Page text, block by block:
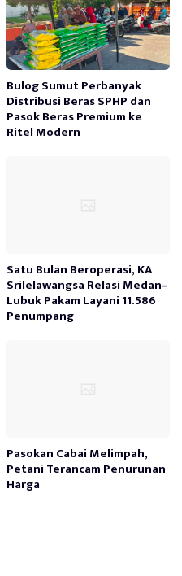
Bulog Sumut Perbanyak
Distribusi Beras SPHP dan
Pasok Beras Premium ke
Ritel Modern
Satu Bulan Beroperasi, KA
Srilelawangsa Relasi Medan–
Lubuk Pakam Layani 11.586
Penumpang
Pasokan Cabai Melimpah,
Petani Terancam Penurunan
Harga